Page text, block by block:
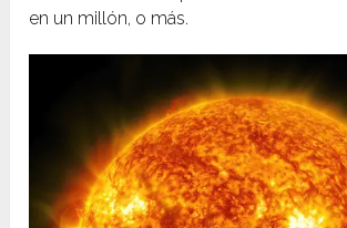
en un millón, o más.